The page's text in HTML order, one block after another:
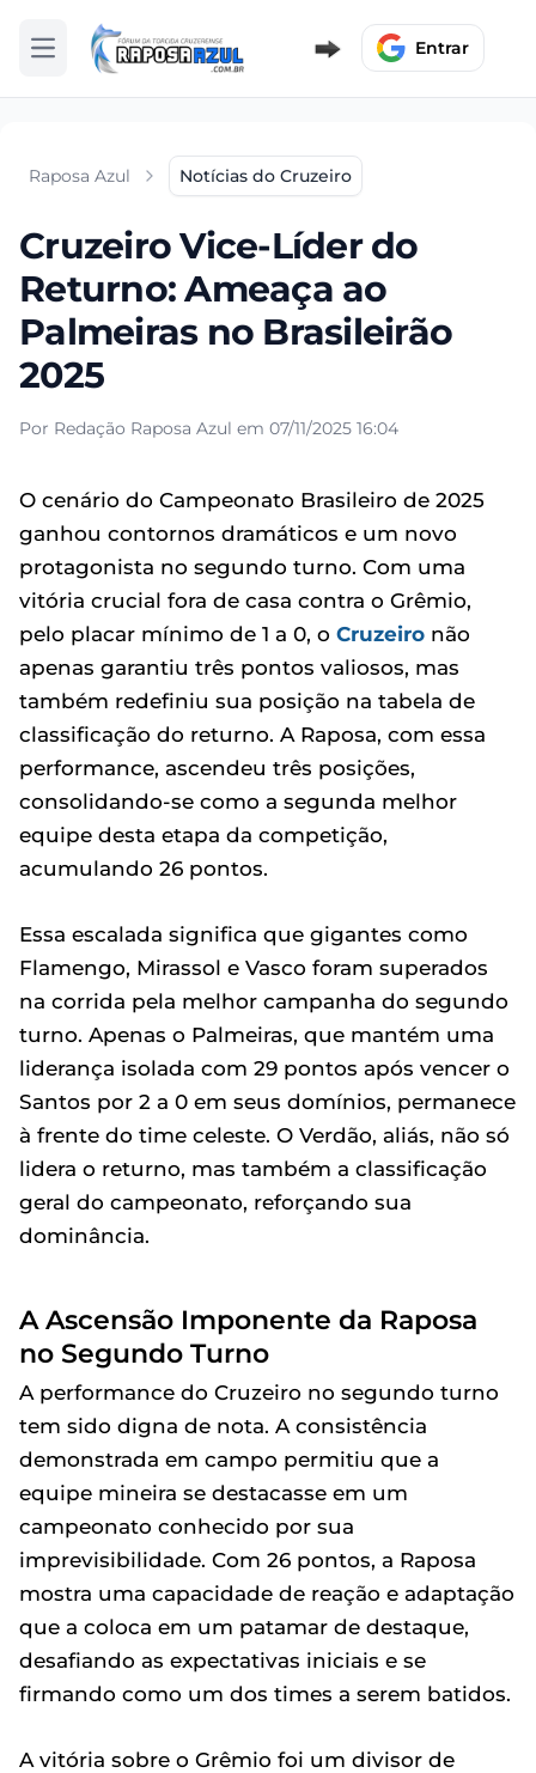
Abrir menu Entrar
Raposa Azul Notícias do Cruzeiro
Cruzeiro Vice-Líder do
Returno: Ameaça ao
Palmeiras no Brasileirão
2025
Por Redação Raposa Azul em 07/11/2025 16:04
O cenário do Campeonato Brasileiro de 2025
ganhou contornos dramáticos e um novo
protagonista no segundo turno. Com uma
vitória crucial fora de casa contra o Grêmio,
pelo placar mínimo de 1 a 0, o Cruzeiro não
apenas garantiu três pontos valiosos, mas
também redefiniu sua posição na tabela de
classificação do returno. A Raposa, com essa
performance, ascendeu três posições,
consolidando-se como a segunda melhor
equipe desta etapa da competição,
acumulando 26 pontos.
Essa escalada significa que gigantes como
Flamengo, Mirassol e Vasco foram superados
na corrida pela melhor campanha do segundo
turno. Apenas o Palmeiras, que mantém uma
liderança isolada com 29 pontos após vencer o
Santos por 2 a 0 em seus domínios, permanece
à frente do time celeste. O Verdão, aliás, não só
lidera o returno, mas também a classificação
geral do campeonato, reforçando sua
dominância.
A Ascensão Imponente da Raposa
no Segundo Turno
A performance do Cruzeiro no segundo turno
tem sido digna de nota. A consistência
demonstrada em campo permitiu que a
equipe mineira se destacasse em um
campeonato conhecido por sua
imprevisibilidade. Com 26 pontos, a Raposa
mostra uma capacidade de reação e adaptação
que a coloca em um patamar de destaque,
desafiando as expectativas iniciais e se
firmando como um dos times a serem batidos.
A vitória sobre o Grêmio foi um divisor de